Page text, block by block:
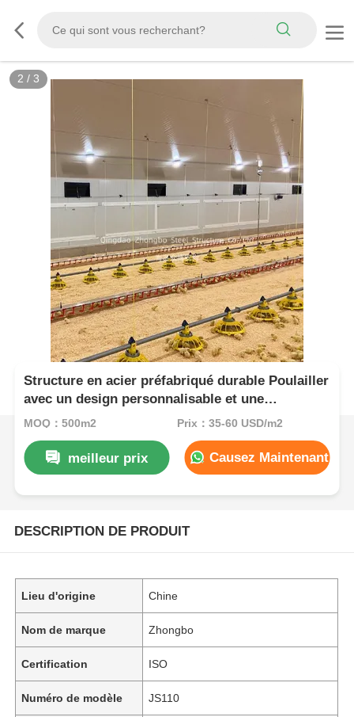
2 / 3
Structure en acier préfabriqué durable Poulailler
avec un design personnalisable et une
installation facile
MOQ：500m2 Prix：35-60 USD/m2
meilleur prix Causez Maintenant
DESCRIPTION DE PRODUIT
Lieu d'origine Chine
Nom de marque Zhongbo
Certification ISO
Numéro de modèle JS110